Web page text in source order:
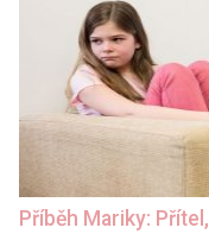
Příběh Mariky: